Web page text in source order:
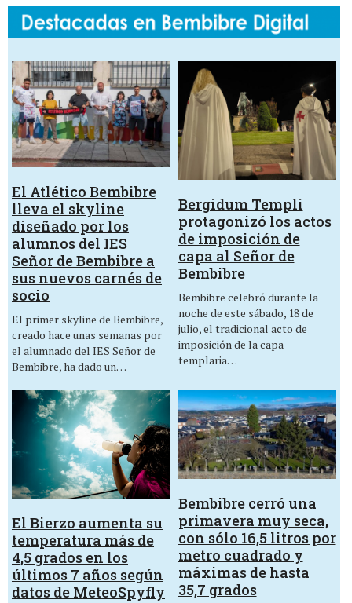
El Atlético Bembibre
lleva el skyline
diseñado por los
alumnos del IES
Señor de Bembibre a
sus nuevos carnés de
socio
El primer skyline de Bembibre,
creado hace unas semanas por
el alumnado del IES Señor de
Bembibre, ha dado un…
Bergidum Templi
protagonizó los actos
de imposición de
capa al Señor de
Bembibre
Bembibre celebró durante la
noche de este sábado, 18 de
julio, el tradicional acto de
imposición de la capa
templaria…
El Bierzo aumenta su
temperatura más de
4,5 grados en los
últimos 7 años según
datos de MeteoSpyfly
Bembibre cerró una
primavera muy seca,
con sólo 16,5 litros por
metro cuadrado y
máximas de hasta
35,7 grados